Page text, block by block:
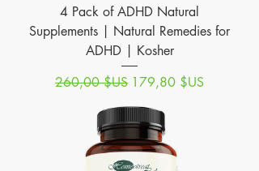
4 Pack of ADHD Natural
Supplements | Natural Remedies for
ADHD | Kosher
Prix original
260,00 $US Prix promotionnel
179,80 $US